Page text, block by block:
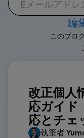
編
このブロ
改正個人
応ガイド
応とチェ
執筆者